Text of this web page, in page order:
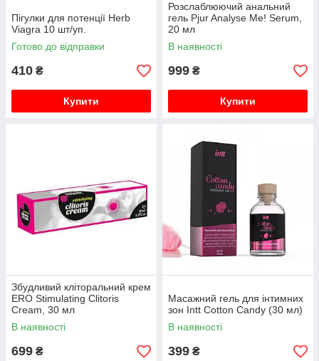
Пігулки для потенції Herb
Viagra 10 шт/уп.
Готово до відправки
410 ₴
Купити
Розслаблюючий анальний
гель Pjur Analyse Me! Serum,
20 мл
В наявності
999 ₴
Купити
Збудливий кліторальний крем
ERO Stimulating Clitoris
Cream, 30 мл
В наявності
699 ₴
Масажний гель для інтимних
зон Intt Cotton Candy (30 мл)
В наявності
399 ₴